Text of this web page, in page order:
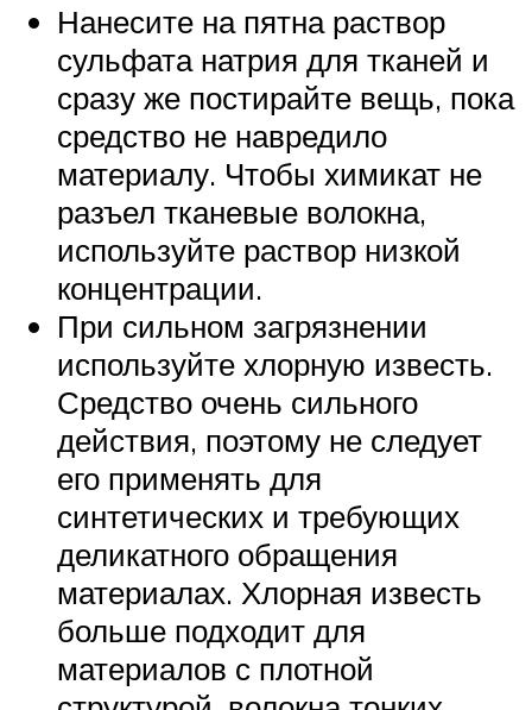
Нанесите на пятна раствор
сульфата натрия для тканей и
сразу же постирайте вещь, пока
средство не навредило
материалу. Чтобы химикат не
разъел тканевые волокна,
используйте раствор низкой
концентрации.
При сильном загрязнении
используйте хлорную известь.
Средство очень сильного
действия, поэтому не следует
его применять для
синтетических и требующих
деликатного обращения
материалах. Хлорная известь
больше подходит для
материалов с плотной